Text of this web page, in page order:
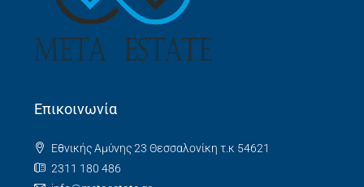
Επικοινωνία
Εθνικής Αμύνης 23 Θεσσαλονίκη τ.κ 54621
2311 180 486